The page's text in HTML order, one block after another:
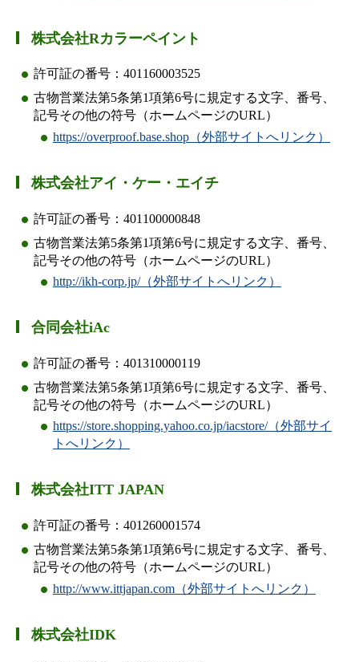
株式会社Rカラーペイント
許可証の番号：401160003525
古物営業法第5条第1項第6号に規定する文字、番号、
記号その他の符号（ホームページのURL）
https://overproof.base.shop（外部サイトへリンク）
株式会社アイ・ケー・エイチ
許可証の番号：401100000848
古物営業法第5条第1項第6号に規定する文字、番号、
記号その他の符号（ホームページのURL）
http://ikh-corp.jp/（外部サイトへリンク）
合同会社iAc
許可証の番号：401310000119
古物営業法第5条第1項第6号に規定する文字、番号、
記号その他の符号（ホームページのURL）
https://store.shopping.yahoo.co.jp/iacstore/（外部サイ
トへリンク）
株式会社ITT JAPAN
許可証の番号：401260001574
古物営業法第5条第1項第6号に規定する文字、番号、
記号その他の符号（ホームページのURL）
http://www.ittjapan.com（外部サイトへリンク）
株式会社IDK